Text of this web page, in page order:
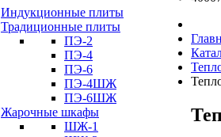
Индукционные плиты
Традиционные плиты
ПЭ-2
ПЭ-4
ПЭ-6
ПЭ-4ШЖ
ПЭ-6ШЖ
Жарочные шкафы
ШЖ-1